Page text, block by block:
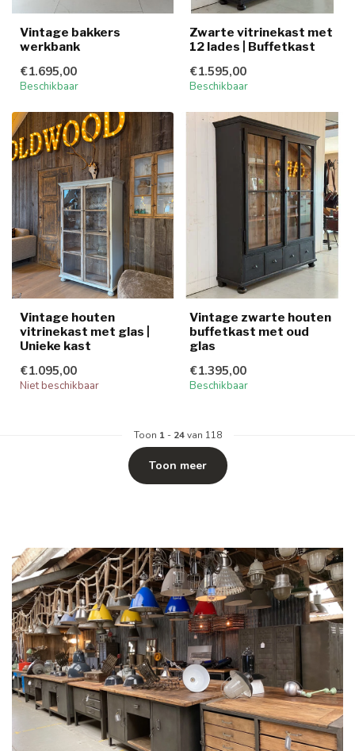
Vintage bakkers
werkbank
€1.695,00
Beschikbaar
Zwarte vitrinekast met
12 lades | Buffetkast
€1.595,00
Beschikbaar
Vintage houten
vitrinekast met glas |
Unieke kast
€1.095,00
Niet beschikbaar
Vintage zwarte houten
buffetkast met oud
glas
€1.395,00
Beschikbaar
Toon 1- 24van 118
Toon meer